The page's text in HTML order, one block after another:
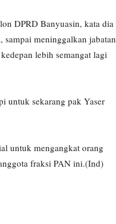
DPRD Banyuasin, kata dia
meninggalkan jabatan
lebih semangat lagi
untuk sekarang pak Yaser
untuk mengangkat orang
fraksi PAN ini.(Ind)